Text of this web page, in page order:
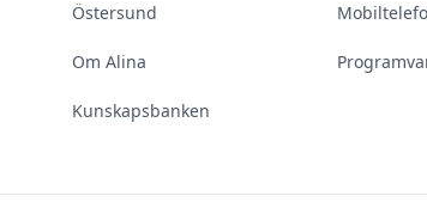
Östersund
Om Alina
Kunskapsbanken